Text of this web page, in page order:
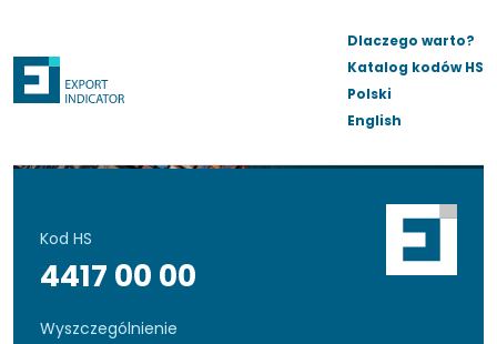
Dlaczego warto?
Katalog kodów HS
Polski
English
Kod HS
4417 00 00
Wyszczególnienie